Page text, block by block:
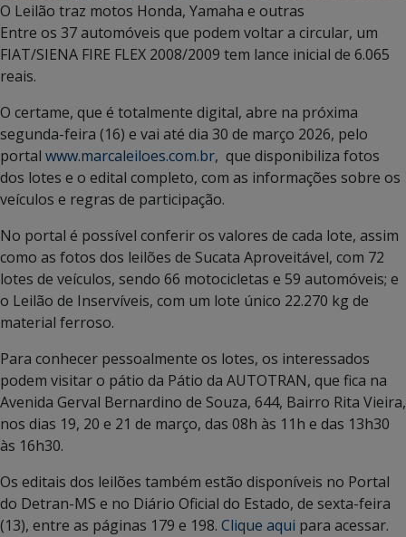
O Leilão traz motos Honda, Yamaha e outras
Entre os 37 automóveis que podem voltar a circular, um
FIAT/SIENA FIRE FLEX 2008/2009 tem lance inicial de 6.065
reais.
O certame, que é totalmente digital, abre na próxima
segunda-feira (16) e vai até dia 30 de março 2026, pelo
portal www.marcaleiloes.com.br, que disponibiliza fotos
dos lotes e o edital completo, com as informações sobre os
veículos e regras de participação.
No portal é possível conferir os valores de cada lote, assim
como as fotos dos leilões de Sucata Aproveitável, com 72
lotes de veículos, sendo 66 motocicletas e 59 automóveis; e
o Leilão de Inservíveis, com um lote único 22.270 kg de
material ferroso.
Para conhecer pessoalmente os lotes, os interessados
podem visitar o pátio da Pátio da AUTOTRAN, que fica na
Avenida Gerval Bernardino de Souza, 644, Bairro Rita Vieira,
nos dias 19, 20 e 21 de março, das 08h às 11h e das 13h30
às 16h30.
Os editais dos leilões também estão disponíveis no Portal
do Detran-MS e no Diário Oficial do Estado, de sexta-feira
(13), entre as páginas 179 e 198. Clique aqui para acessar.